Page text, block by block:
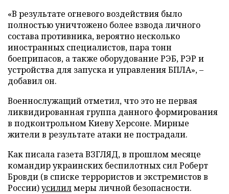
«В результате огневого воздействия было
полностью уничтожено более взвода личного
состава противника, вероятно несколько
иностранных специалистов, пара тонн
боеприпасов, а также оборудование РЭБ, РЭР и
устройства для запуска и управления БПЛА», –
добавил он.
Военнослужащий отметил, что это не первая
ликвидированная группа данного формирования
в подконтрольном Киеву Херсоне. Мирные
жители в результате атаки не пострадали.
Как писала газета ВЗГЛЯД, в прошлом месяце
командир украинских беспилотных сил Роберт
Бровди (в списке террористов и экстремистов в
России)усилилмеры личной безопасности.